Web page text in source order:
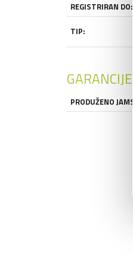
REGISTRIRAN DO:
TIP:
GARANCIJE
PRODUŽENO